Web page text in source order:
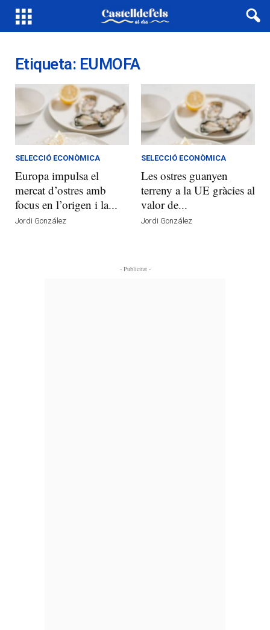
Etiqueta: EUMOFA
SELECCIÓ ECONÒMICA
Europa impulsa el
mercat d’ostres amb
focus en l’origen i la...
Jordi González
SELECCIÓ ECONÒMICA
Les ostres guanyen
terreny a la UE gràcies al
valor de...
Jordi González
- Publicitat -